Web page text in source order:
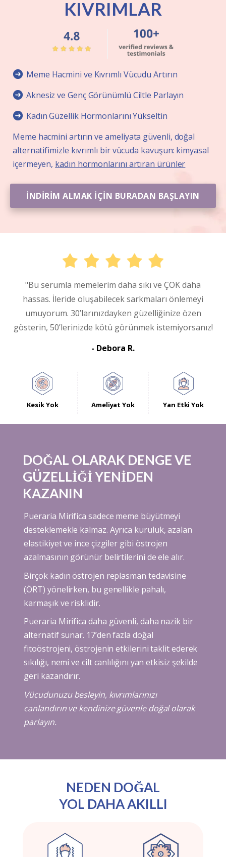
KIVRIMLAR
Meme Hacmini ve Kıvrımlı Vücudu Artırın
Aknesiz ve Genç Görünümlü Ciltle Parlayın
Kadın Güzellik Hormonlarını Yükseltin
Meme hacmini artırın ve ameliyata güvenli, doğal
alternatifimizle kıvrımlı bir vücuda kavuşun: kimyasal
içermeyen, kadın hormonlarını artıran ürünler
İNDİRİM ALMAK İÇİN BURADAN BAŞLAYIN
"Bu serumla memelerim daha sıkı ve ÇOK daha
hassas. İleride oluşabilecek sarkmaları önlemeyi
umuyorum. 30’larınızdayken güzelliğinize özen
gösterin, 50’lerinizde kötü görünmek istemiyorsanız!
- Debora R.
Kesik Yok Ameliyat Yok Yan Etki Yok
DOĞAL OLARAK DENGE VE
GÜZELLİĞİ YENİDEN
KAZANIN
Pueraria Mirifica sadece meme büyütmeyi
desteklemekle kalmaz. Ayrıca kuruluk, azalan
elastikiyet ve ince çizgiler gibi östrojen
azalmasının görünür belirtilerini de ele alır.
Birçok kadın östrojen replasman tedavisine
(ÖRT) yönelirken, bu genellikle pahalı,
karmaşık ve risklidir.
Pueraria Mirifica daha güvenli, daha nazik bir
alternatif sunar. 17’den fazla doğal
fitoöstrojeni, östrojenin etkilerini taklit ederek
sıkılığı, nemi ve cilt canlılığını yan etkisiz şekilde
geri kazandırır.
Vücudunuzu besleyin, kıvrımlarınızı
canlandırın ve kendinize güvenle doğal olarak
parlayın.
NEDEN DOĞAL
YOL DAHA AKILLI